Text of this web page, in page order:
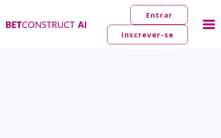
Entrar
Inscrever-se